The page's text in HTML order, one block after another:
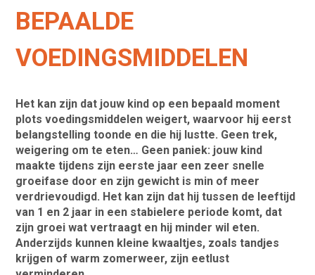
BEPAALDE
VOEDINGSMIDDELEN
Het kan zijn dat jouw kind op een bepaald moment
plots voedingsmiddelen weigert, waarvoor hij eerst
belangstelling toonde en die hij lustte. Geen trek,
weigering om te eten… Geen paniek: jouw kind
maakte tijdens zijn eerste jaar een zeer snelle
groeifase door en zijn gewicht is min of meer
verdrievoudigd. Het kan zijn dat hij tussen de leeftijd
van 1 en 2 jaar in een stabielere periode komt, dat
zijn groei wat vertraagt en hij minder wil eten.
Anderzijds kunnen kleine kwaaltjes, zoals tandjes
krijgen of warm zomerweer, zijn eetlust